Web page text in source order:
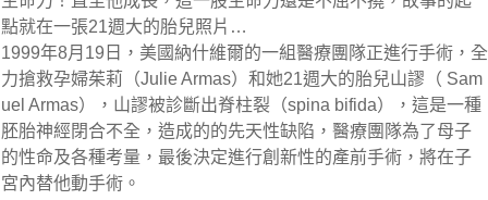
點就在一張21週大的胎兒照片…
1999年8月19日，美國納什維爾的一組醫療團隊正進行手術，全
力搶救孕婦茱莉（Julie Armas）和她21週大的胎兒山謬（ Sam
uel Armas），山謬被診斷出脊柱裂（spina bifida），這是一種
胚胎神經閉合不全，造成的的先天性缺陷，醫療團隊為了母子
的性命及各種考量，最後決定進行創新性的產前手術，將在子
宮內替他動手術。